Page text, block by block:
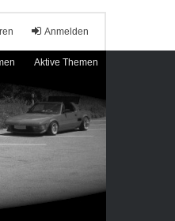
Anmelden
Aktive Themen